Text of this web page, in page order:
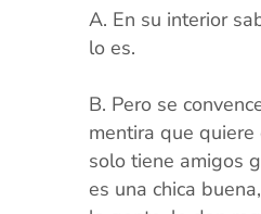
En su interior
lo es.
Pero se
mentira que quiere
solo tiene amigos
es una chica